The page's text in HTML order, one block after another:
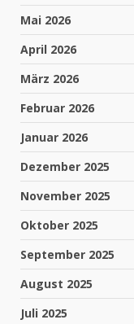
Mai 2026
April 2026
März 2026
Februar 2026
Januar 2026
Dezember 2025
November 2025
Oktober 2025
September 2025
August 2025
Juli 2025